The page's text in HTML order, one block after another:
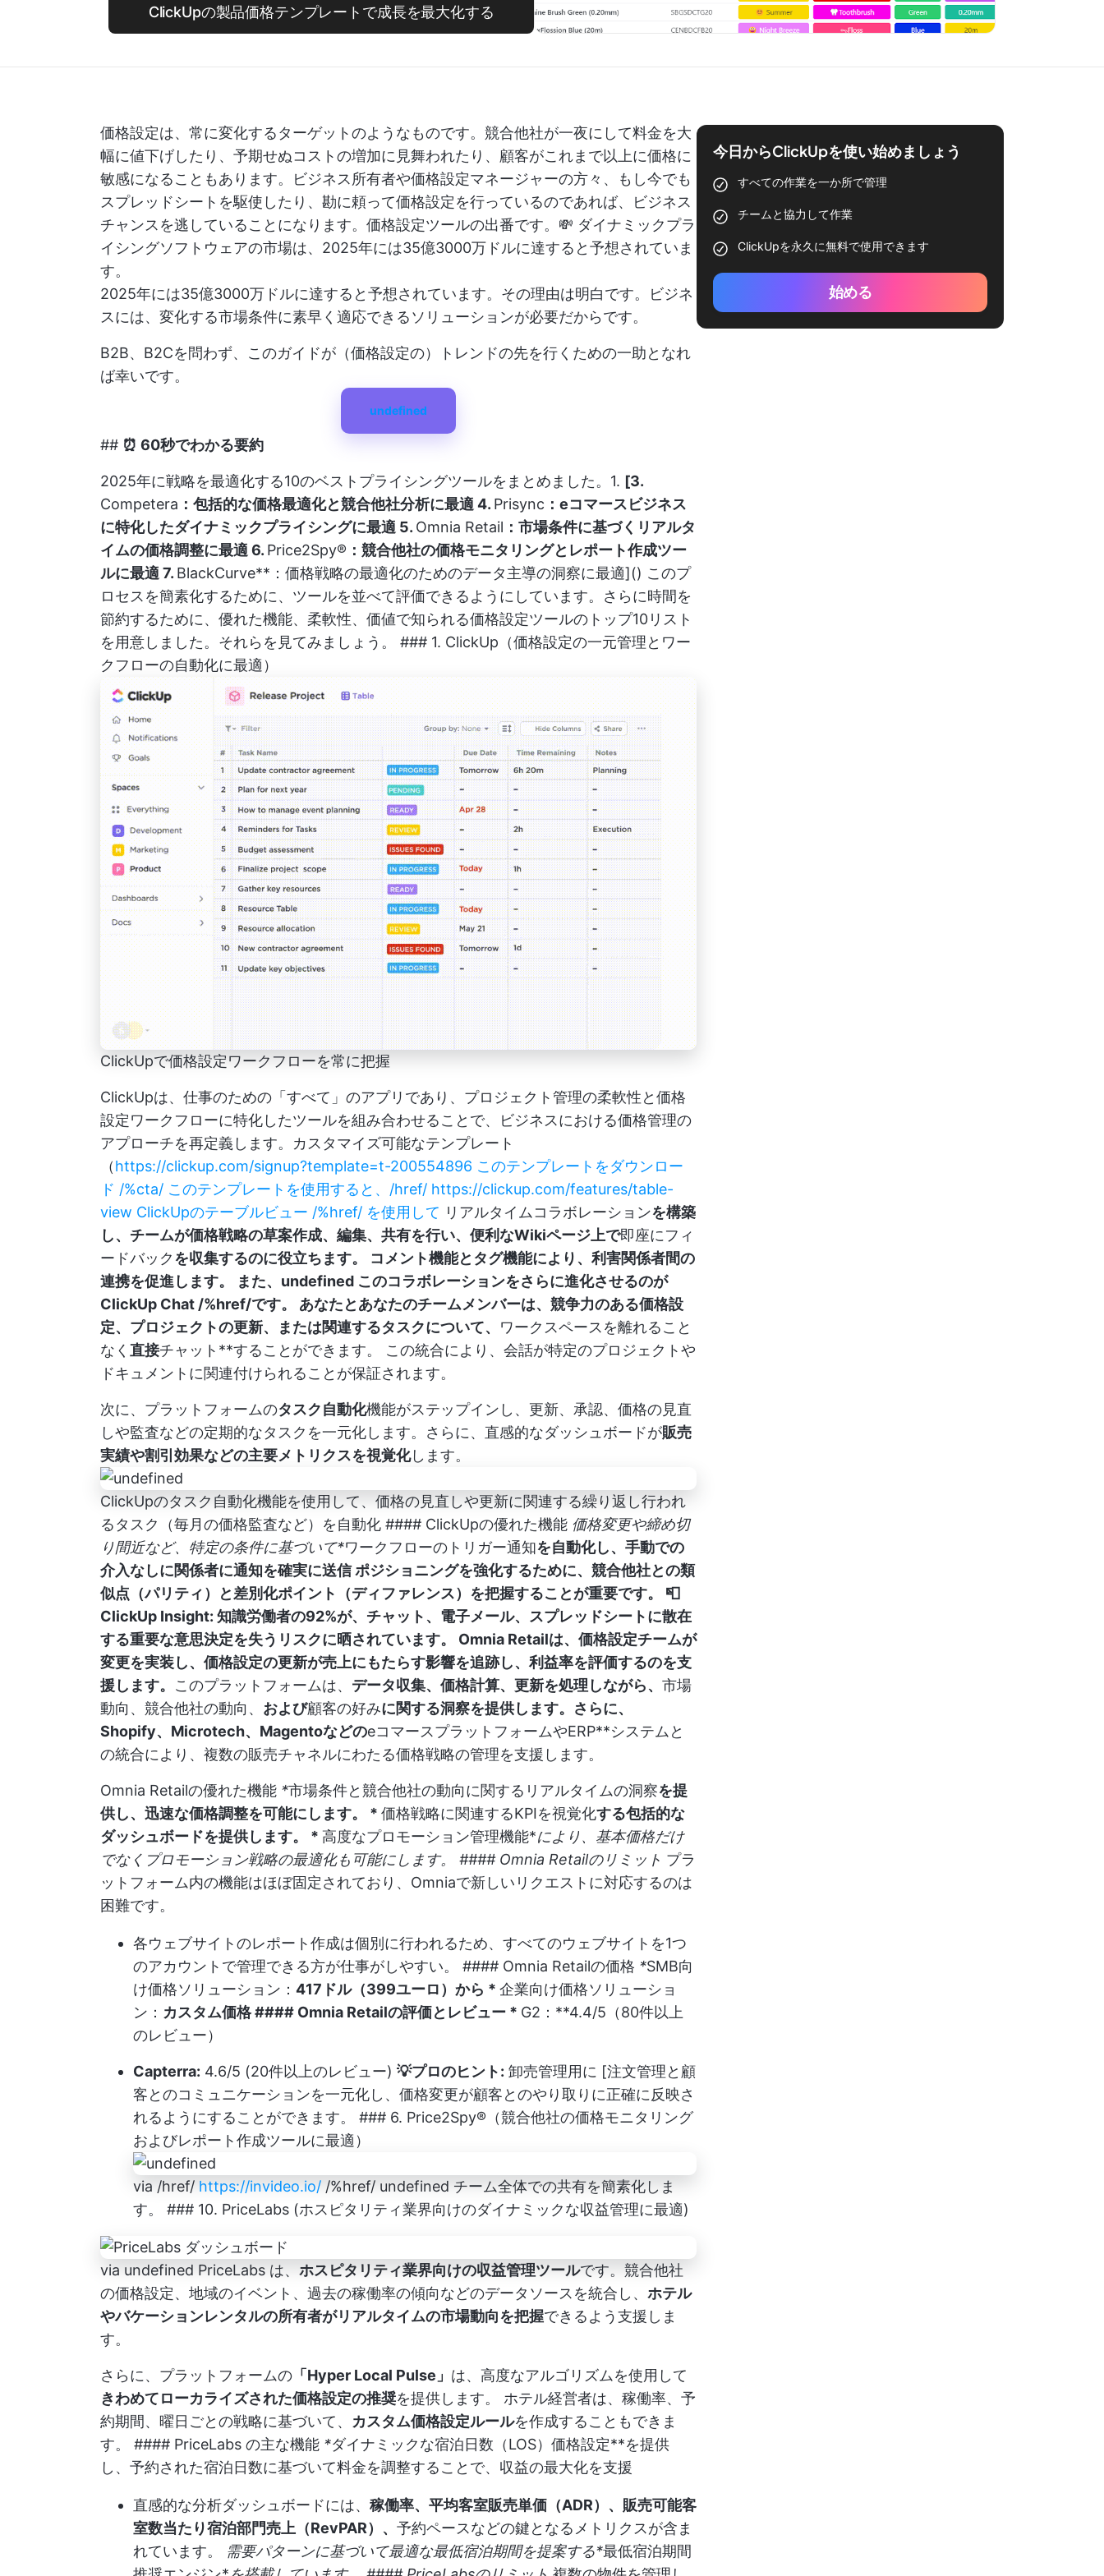
ClickUpの製品価格テンプレートで成長を最大化する
価格設定は、常に変化するターゲットのようなものです。競合他社が一夜にして料金を大
幅に値下げしたり、予期せぬコストの増加に見舞われたり、顧客がこれまで以上に価格に
敏感になることもあります。ビジネス所有者や価格設定マネージャーの方々、もし今でも
スプレッドシートを駆使したり、勘に頼って価格設定を行っているのであれば、ビジネス
チャンスを逃していることになります。価格設定ツールの出番です。💸 ダイナミックプラ
イシングソフトウェアの市場は、2025年には35億3000万ドルに達すると予想されていま
す。
2025年には35億3000万ドルに達すると予想されています。その理由は明白です。ビジネ
スには、変化する市場条件に素早く適応できるソリューションが必要だからです。
B2B、B2Cを問わず、このガイドが（価格設定の）トレンドの先を行くための一助となれ
ば幸いです。
undefined
## ⏰ 60秒でわかる要約
2025年に戦略を最適化する10のベストプライシングツールをまとめました。1. [3.
Competera ：包括的な価格最適化と競合他社分析に最適 4. Prisync ：eコマースビジネス
に特化したダイナミックプライシングに最適 5. Omnia Retail ：市場条件に基づくリアルタ
イムの価格調整に最適 6. Price2Spy® ：競合他社の価格モニタリングとレポート作成ツー
ルに最適 7. BlackCurve**：価格戦略の最適化のためのデータ主導の洞察に最適]() このプ
ロセスを簡素化するために、ツールを並べて評価できるようにしています。さらに時間を
節約するために、優れた機能、柔軟性、価値で知られる価格設定ツールのトップ10リスト
を用意しました。それらを見てみましょう。 ### 1. ClickUp（価格設定の一元管理とワー
クフローの自動化に最適）
ClickUpで価格設定ワークフローを常に把握
ClickUpは、仕事のための「すべて」のアプリであり、プロジェクト管理の柔軟性と価格
設定ワークフローに特化したツールを組み合わせることで、ビジネスにおける価格管理の
アプローチを再定義します。カスタマイズ可能なテンプレート
（https://clickup.com/signup?template=t-200554896 このテンプレートをダウンロー
ド /%cta/ このテンプレートを使用すると、/href/ https://clickup.com/features/table-
view ClickUpのテーブルビュー /%href/ を使用して リアルタイムコラボレーションを構築
し、チームが価格戦略の草案作成、編集、共有を行い、便利なWikiページ上で即座にフィ
ードバックを収集するのに役立ちます。 コメント機能とタグ機能により、利害関係者間の
連携を促進します。 また、 undefined このコラボレーションをさらに進化させるのが
ClickUp Chat /%href/です。 あなたとあなたのチームメンバーは、競争力のある価格設
定、プロジェクトの更新、または関連するタスクについて、 ワークスペースを離れること
なく 直接チャット**することができます。 この統合により、会話が特定のプロジェクトや
ドキュメントに関連付けられることが保証されます。
次に、プラットフォームのタスク自動化機能がステップインし、更新、承認、価格の見直
しや監査などの定期的なタスクを一元化します。さらに、直感的なダッシュボードが販売
実績や割引効果などの主要メトリクスを視覚化します。
ClickUpのタスク自動化機能を使用して、価格の見直しや更新に関連する繰り返し行われ
るタスク（毎月の価格監査など）を自動化 #### ClickUpの優れた機能 価格変更や締め切
り間近など、特定の条件に基づいて*ワークフローのトリガー通知を自動化し、手動での
介入なしに関係者に通知を確実に送信ポジショニングを強化するために、競合他社との類
似点（パリティ）と差別化ポイント（ディファレンス）を把握することが重要です。 📮
ClickUp Insight: 知識労働者の92%が、チャット、電子メール、スプレッドシートに散在
する重要な意思決定を失うリスクに晒されています。
Omnia Retailは、価格設定チームが
変更を実装し、価格設定の更新が売上にもたらす影響を追跡し、利益率を評価するのを支
援します。 このプラットフォームは、 データ収集、価格計算、更新を処理しながら、 市場
動向、競合他社の動向、 および顧客の好みに関する洞察を提供します。さらに、
Shopify、Microtech、MagentoなどのeコマースプラットフォームやERP**システムと
の統合により、複数の販売チャネルにわたる価格戦略の管理を支援します。
Omnia Retailの優れた機能 *市場条件と競合他社の動向に関するリアルタイムの洞察を提
供し、迅速な価格調整を可能にします。 * 価格戦略に関連するKPIを視覚化する包括的な
ダッシュボードを提供します。 * 高度なプロモーション管理機能*により、基本価格だけ
でなくプロモーション戦略の最適化も可能にします。 #### Omnia Retailのリミット プラ
ットフォーム内の機能はほぼ固定されており、Omniaで新しいリクエストに対応するのは
困難です。
各ウェブサイトのレポート作成は個別に行われるため、すべてのウェブサイトを1つ
のアカウントで管理できる方が仕事がしやすい。 #### Omnia Retailの価格 *SMB向
け価格ソリューション： 417ドル（399ユーロ）から * 企業向け価格ソリューショ
ン： カスタム価格 #### Omnia Retailの評価とレビュー * G2：**4.4/5（80件以上
のレビュー）
Capterra: 4.6/5 (20件以上のレビュー) 💡プロのヒント: 卸売管理用に [注文管理と顧
客とのコミュニケーションを一元化し、価格変更が顧客とのやり取りに正確に反映さ
れるようにすることができます。 ### 6. Price2Spy®（競合他社の価格モニタリング
およびレポート作成ツールに最適）
via /href/ https://invideo.io/ /%href/ undefined チーム全体での共有を簡素化しま
す。 ### 10. PriceLabs (ホスピタリティ業界向けのダイナミックな収益管理に最適)
via undefined PriceLabs は、 ホスピタリティ業界向けの収益管理ツールです。競合他社
の価格設定、地域のイベント、過去の稼働率の傾向などのデータソースを統合し、 ホテル
やバケーションレンタルの所有者がリアルタイムの市場動向を把握できるよう支援しま
す。
さらに、プラットフォームの 「Hyper Local Pulse」 は、高度なアルゴリズムを使用して
きわめてローカライズされた価格設定の推奨を提供します。 ホテル経営者は、稼働率、予
約期間、曜日ごとの戦略に基づいて、 カスタム価格設定ルールを作成することもできま
す。 #### PriceLabs の主な機能 *ダイナミックな宿泊日数（LOS）価格設定**を提供
し、予約された宿泊日数に基づいて料金を調整することで、収益の最大化を支援
直感的な分析ダッシュボードには、 稼働率、平均客室販売単価（ADR）、販売可能客
室数当たり宿泊部門売上（RevPAR）、 予約ペースなどの鍵となるメトリクスが含ま
れています。 需要パターンに基づいて最適な最低宿泊期間を提案する*最低宿泊期間
今日からClickUpを使い始めましょう
すべての作業を一か所で管理
チームと協力して作業
ClickUpを永久に無料で使用できます
始める